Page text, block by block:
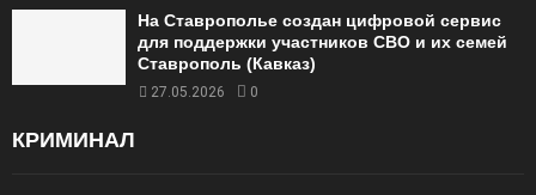
На Ставрополье создан цифровой сервис
для поддержки участников СВО и их семей
Ставрополь (Кавказ)
27.05.2026 0
КРИМИНАЛ